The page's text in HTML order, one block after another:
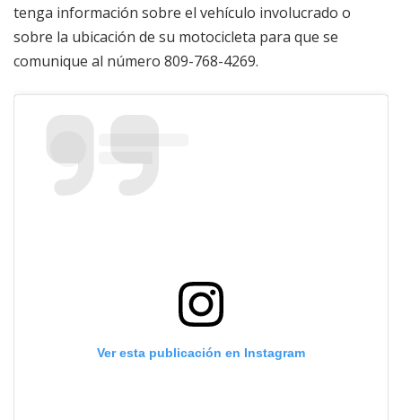
tenga información sobre el vehículo involucrado o
sobre la ubicación de su motocicleta para que se
comunique al número 809-768-4269.
Ver esta publicación en Instagram